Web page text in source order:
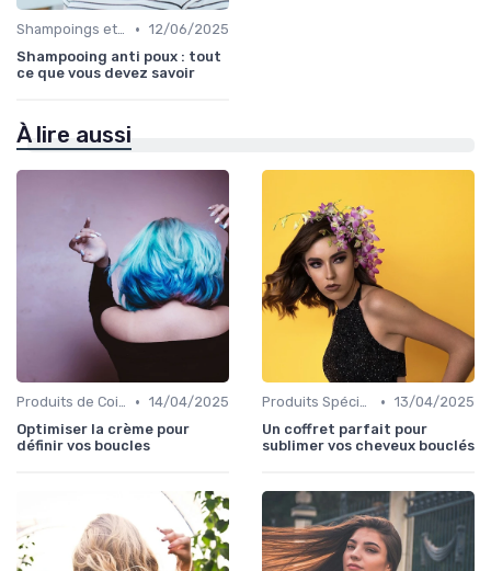
Shampoings et Après-Shampoings • 12/06/2025
Shampooing anti poux : tout
ce que vous devez savoir
À lire aussi
Produits de Coiffage • 14/04/2025
Optimiser la crème pour
définir vos boucles
Produits Spécifiques (Anti-Frisottis, Hydratants) • 13/04/2025
Un coffret parfait pour
sublimer vos cheveux bouclés